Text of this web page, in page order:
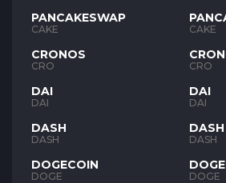
PANCAKESWAP
CAKE
CRONOS
CRO
DAI
DAI
DASH
DASH
DOGECOIN
DOGE
CAKE
CRO
DAI
DAI
DASH
DASH
DOGE